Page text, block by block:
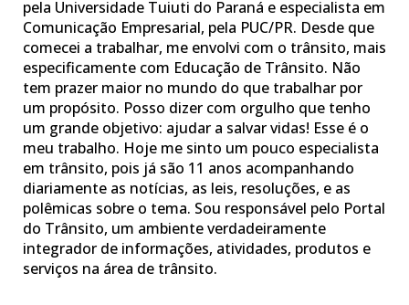
pela Universidade Tuiuti do Paraná e especialista em
Comunicação Empresarial, pela PUC/PR. Desde que
comecei a trabalhar, me envolvi com o trânsito, mais
especificamente com Educação de Trânsito. Não
tem prazer maior no mundo do que trabalhar por
um propósito. Posso dizer com orgulho que tenho
um grande objetivo: ajudar a salvar vidas! Esse é o
meu trabalho. Hoje me sinto um pouco especialista
em trânsito, pois já são 11 anos acompanhando
diariamente as notícias, as leis, resoluções, e as
polêmicas sobre o tema. Sou responsável pelo Portal
do Trânsito, um ambiente verdadeiramente
integrador de informações, atividades, produtos e
serviços na área de trânsito.